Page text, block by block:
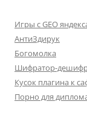
Игры с GEO
АнтиЗдирук
Богомолка
Шифратор-
Кусок плагина к
Порно для